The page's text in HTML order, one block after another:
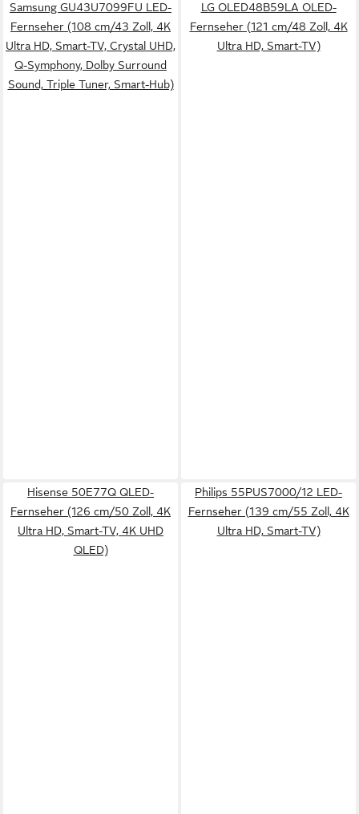
Samsung GU43U7099FU LED-
Fernseher (108 cm/43 Zoll, 4K
Ultra HD, Smart-TV, Crystal UHD,
Q-Symphony, Dolby Surround
Sound, Triple Tuner, Smart-Hub)
LG OLED48B59LA OLED-
Fernseher (121 cm/48 Zoll, 4K
Ultra HD, Smart-TV)
Hisense 50E77Q QLED-
Fernseher (126 cm/50 Zoll, 4K
Ultra HD, Smart-TV, 4K UHD
QLED)
Philips 55PUS7000/12 LED-
Fernseher (139 cm/55 Zoll, 4K
Ultra HD, Smart-TV)